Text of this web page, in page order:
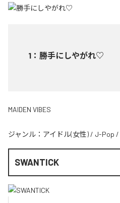
1 ： 勝手にしやがれ♡
MAIDEN VIBES
ジャンル： アイドル(女性) / J-Pop /
SWANTICK